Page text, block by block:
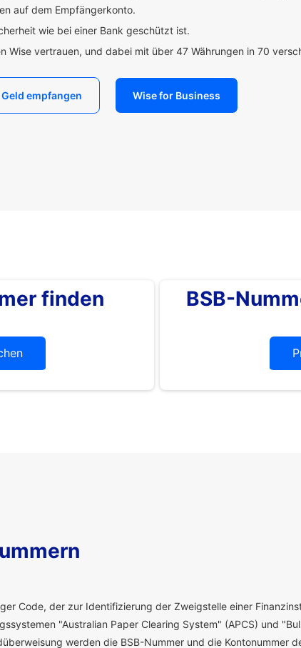
auf dem Empfängerkonto.
wie bei einer Bank geschützt ist.
Wise vertrauen, und dabei mit über 47 Währungen in 70
Geld empfangen Wise for Business
finden BSB-
Code, der zur Identifizierung der Zweigstelle einer
"Australian Paper Clearing System" (APCS) und
werden die BSB-Nummer und die Kontonummer